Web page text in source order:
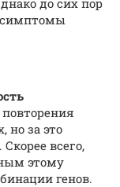
до сих пор
симптомы
но за это
всего,
этому
генов.